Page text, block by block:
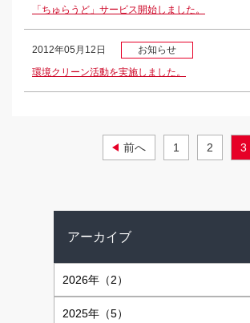
「ちゅらうど」サービス開始しました。
2012年05月12日
お知らせ
環境クリーン活動を実施しました。
前へ 1 2 3
アーカイブ
2026年（2）
2025年（5）